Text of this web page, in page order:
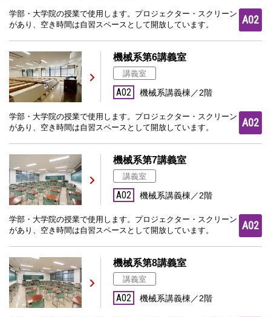
学部・大学院の授業で使用します。プロジェクター・スクリーン
があり、空き時間は自習スペースとして開放しています。
A02
機械系第6講義室
講義室
A02 機械系講義棟／2階
学部・大学院の授業で使用します。プロジェクター・スクリーン
があり、空き時間は自習スペースとして開放しています。
A02
機械系第7講義室
講義室
A02 機械系講義棟／2階
学部・大学院の授業で使用します。プロジェクター・スクリーン
があり、空き時間は自習スペースとして開放しています。
A02
機械系第8講義室
講義室
A02 機械系講義棟／2階